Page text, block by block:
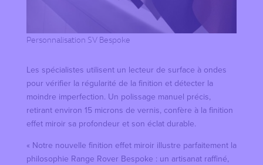
Personnalisation SV Bespoke
Les spécialistes utilisent un lecteur de surface à ondes
pour vérifier la régularité de la finition et détecter la
moindre imperfection. Un polissage manuel précis,
retirant environ 15 microns de vernis, confère à la finition
effet miroir sa profondeur et son éclat durable.
« Notre nouvelle finition effet miroir illustre parfaitement la
philosophie Range Rover Bespoke : un artisanat raffiné,